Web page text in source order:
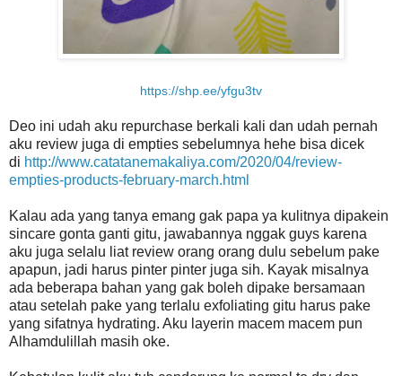
https://shp.ee/yfgu3tv
Deo ini udah aku repurchase berkali kali dan udah pernah
aku review juga di empties sebelumnya hehe bisa dicek
di http://www.catatanemakaliya.com/2020/04/review-
empties-products-february-march.html
Kalau ada yang tanya emang gak papa ya kulitnya dipakein
sincare gonta ganti gitu, jawabannya nggak guys karena
aku juga selalu liat review orang orang dulu sebelum pake
apapun, jadi harus pinter pinter juga sih. Kayak misalnya
ada beberapa bahan yang gak boleh dipake bersamaan
atau setelah pake yang terlalu exfoliating gitu harus pake
yang sifatnya hydrating. Aku layerin macem macem pun
Alhamdulillah masih oke.